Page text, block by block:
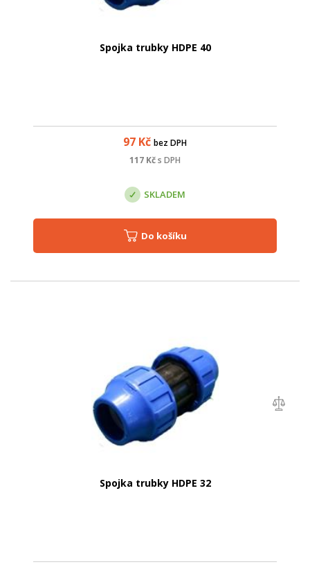
Spojka trubky HDPE 40
97 Kč bez DPH
117 Kčs DPH
SKLADEM
Do košíku
Spojka trubky HDPE 32